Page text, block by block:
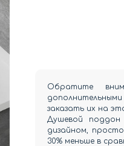
Обратите
заказать их на
Душевой поддон
дизайном,
30% меньше в